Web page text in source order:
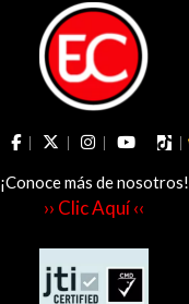
¡Conoce más de nosotros!
›› Clic Aquí ‹‹